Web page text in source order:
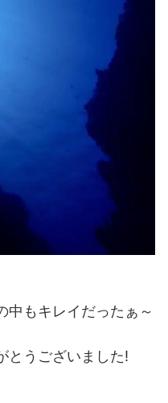
中もキレイだったぁ～
とうございました!